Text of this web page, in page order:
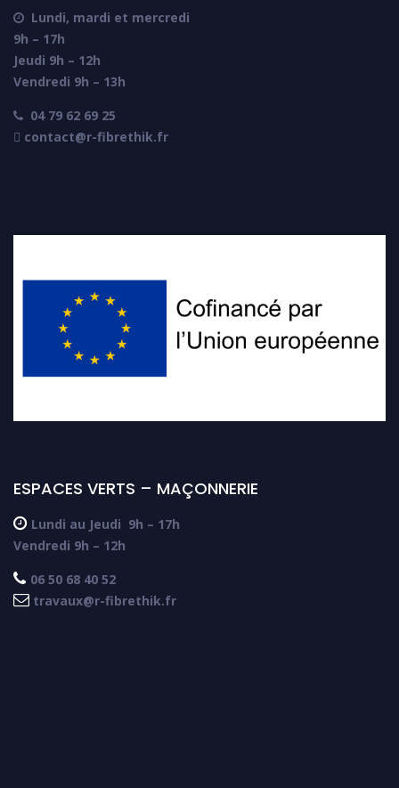

Lundi, mardi et mercredi
9h – 17h
Jeudi 9h – 12h
Vendredi 9h – 13h

04 79 62 69 25
 contact@r-fibrethik.fr
ESPACES VERTS – MAÇONNERIE
 Lundi au Jeudi 9h – 17h
Vendredi 9h – 12h
 06 50 68 40 52
 travaux@r-fibrethik.fr